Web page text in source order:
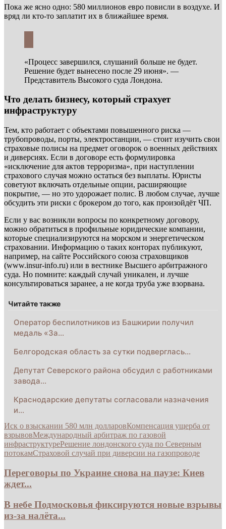
Пока же ясно одно: 580 миллионов евро повисли в воздухе. И
вряд ли кто-то заплатит их в ближайшее время.
«Процесс завершился, слушаний больше не будет.
Решение будет вынесено после 29 июня». —
Представитель Высокого суда Лондона.
Что делать бизнесу, который страхует
инфраструктуру
Тем, кто работает с объектами повышенного риска —
трубопроводы, порты, электростанции, — стоит изучить свои
страховые полисы на предмет оговорок о военных действиях
и диверсиях. Если в договоре есть формулировка
«исключение для актов терроризма», при наступлении
страхового случая можно остаться без выплаты. Юристы
советуют включать отдельные опции, расширяющие
покрытие, — но это удорожает полис. В любом случае, лучше
обсудить эти риски с брокером до того, как произойдёт ЧП.
Если у вас возникли вопросы по конкретному договору,
можно обратиться в профильные юридические компании,
которые специализируются на морском и энергетическом
страховании. Информацию о таких конторах публикуют,
например, на сайте Российского союза страховщиков
(www.insur-info.ru) или в вестнике Высшего арбитражного
суда. Но помните: каждый случай уникален, и лучше
консультироваться заранее, а не когда труба уже взорвана.
Читайте также
Оператор беспилотников из Башкирии получил
медаль «За…
Белгородская область за сутки подверглась…
Депутат Северского района обсудил с работниками
завода…
Краснодарские депутаты согласовали назначения
и…
Иск о взыскании 580 млн долларовКомпенсация ущерба от
взрывовМеждународный арбитраж по газовой
инфраструктуреРешение лондонского суда по Северным
потокамСтраховой случай при диверсии на газопроводе
Переговоры по Украине снова на паузе: Киев
ждет...
В небе Подмосковья фиксируются новые взрывы
из-за налёта...